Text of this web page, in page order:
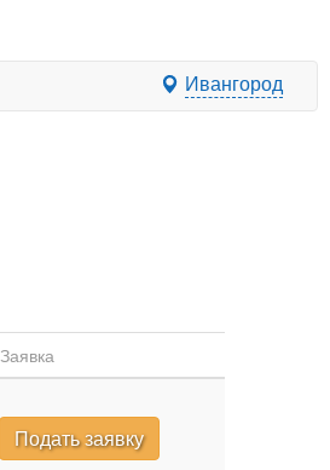
Ивангород
Заявка
Подать заявку